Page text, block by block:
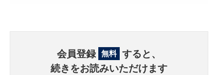
会員登録 無料 すると、
続きをお読みいただけます